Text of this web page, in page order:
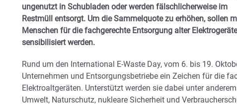
ungenutzt in Schubladen oder werden fälschlicherweise im
Restmüll entsorgt. Um die Sammelquote zu erhöhen, sollen
Menschen für die fachgerechte Entsorgung alter Elektrogeräte
sensibilisiert werden.
Rund um den International E-Waste Day, vom 6. bis 19.
Unternehmen und Entsorgungsbetriebe ein Zeichen für die
Elektroaltgeräten. Unterstützt werden sie dabei unter
Umwelt, Naturschutz, nukleare Sicherheit und